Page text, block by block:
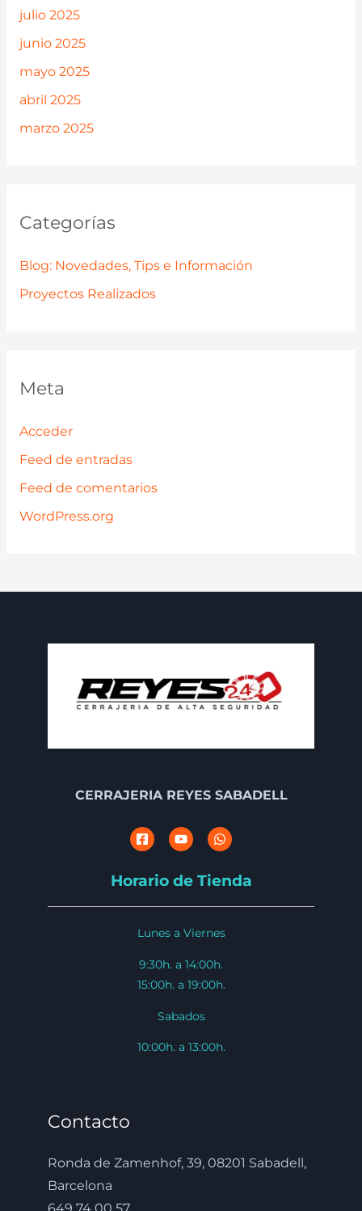
julio 2025
junio 2025
mayo 2025
abril 2025
marzo 2025
Categorías
Blog: Novedades, Tips e Información
Proyectos Realizados
Meta
Acceder
Feed de entradas
Feed de comentarios
WordPress.org
CERRAJERIA REYES SABADELL
Horario de Tienda
Lunes a Viernes
9:30h. a 14:00h.
15:00h. a 19:00h.
Sabados
10:00h. a 13:00h.
Contacto
Ronda de Zamenhof, 39, 08201 Sabadell,
Barcelona
649 74 00 57